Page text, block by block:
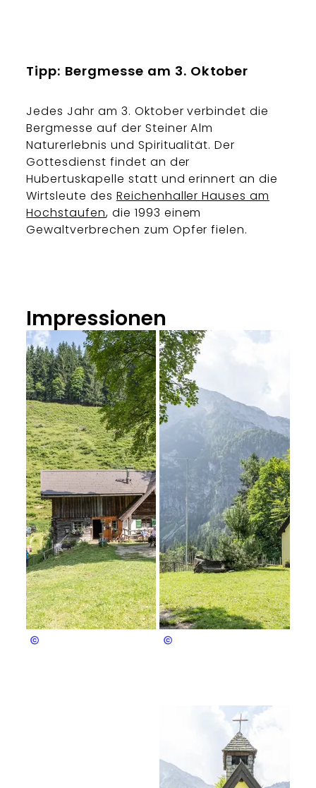
Tipp: Bergmesse am 3. Oktober
Jedes Jahr am 3. Oktober verbindet die
Bergmesse auf der Steiner Alm
Naturerlebnis und Spiritualität. Der
Gottesdienst findet an der
Hubertuskapelle statt und erinnert an die
Wirtsleute des Reichenhaller Hauses am
Hochstaufen, die 1993 einem
Gewaltverbrechen zum Opfer fielen.
Impressionen
Bergerlebnis Berchtesgaden Bergerlebnis Berchtesgaden